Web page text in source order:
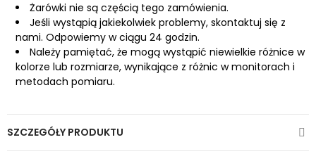
Żarówki nie są częścią tego zamówienia.
Jeśli wystąpią jakiekolwiek problemy, skontaktuj się z
nami. Odpowiemy w ciągu 24 godzin.
Należy pamiętać, że mogą wystąpić niewielkie różnice w
kolorze lub rozmiarze, wynikające z różnic w monitorach i
metodach pomiaru.
SZCZEGÓŁY PRODUKTU